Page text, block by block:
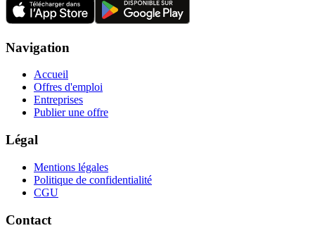
Navigation
Accueil
Offres d'emploi
Entreprises
Publier une offre
Légal
Mentions légales
Politique de confidentialité
CGU
Contact